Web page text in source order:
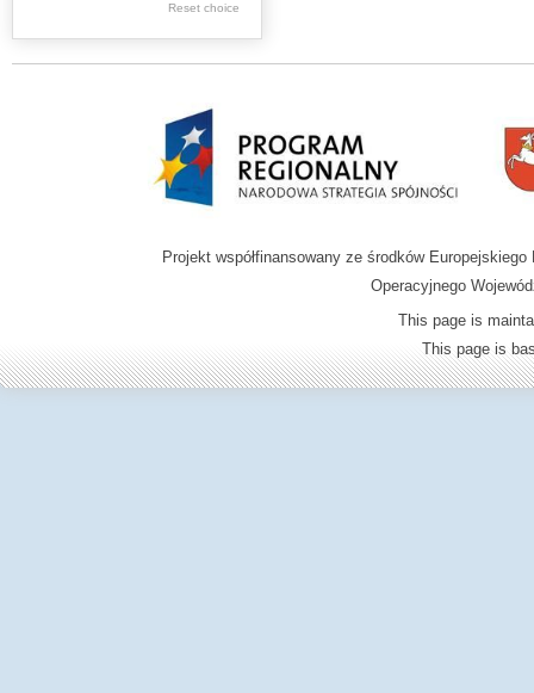
Reset choice
Projekt współfinansowany ze środków
Operacyjnego
This page is
This page is